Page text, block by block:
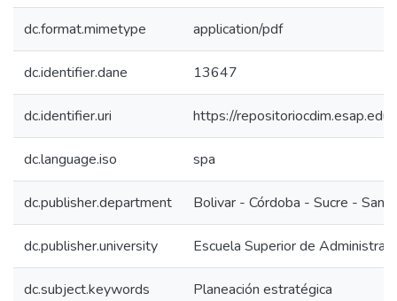
dc.format.mimetype application/pdf
dc.identifier.dane 13647
dc.identifier.uri https://
dc.language.iso spa
dc.publisher.department Bolivar - Córdoba - Sucre - San
dc.publisher.university Escuela Superior de
dc.subject.keywords Planeación estratégica